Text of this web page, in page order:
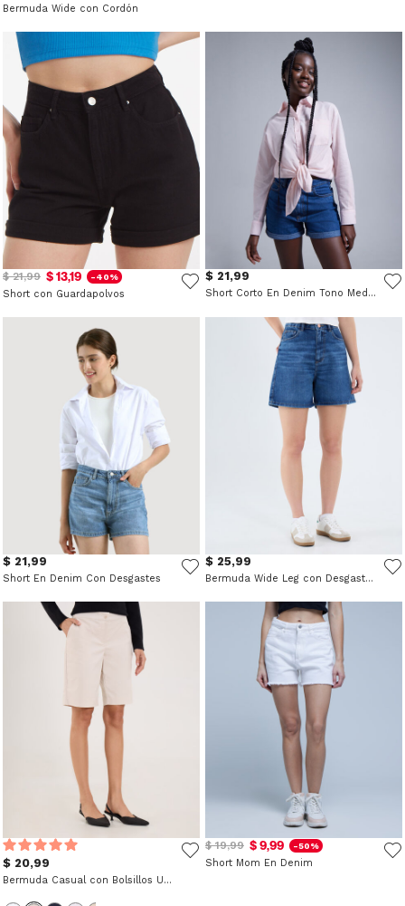
Bermuda Wide con Cordón
$ 21,99 $ 13,19 -40%
Short con Guardapolvos
$ 21,99
Short Corto En Denim Tono Medio
$ 21,99
Short En Denim Con Desgastes
$ 25,99
Bermuda Wide Leg con Desgastes
$ 20,99
Bermuda Casual con Bolsillos Unicolor
$ 19,99 $ 9,99 -50%
Short Mom En Denim